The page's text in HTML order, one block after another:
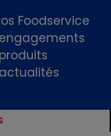
Foodservice